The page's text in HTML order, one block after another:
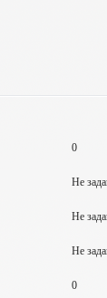
0
Не
Не
Не
0